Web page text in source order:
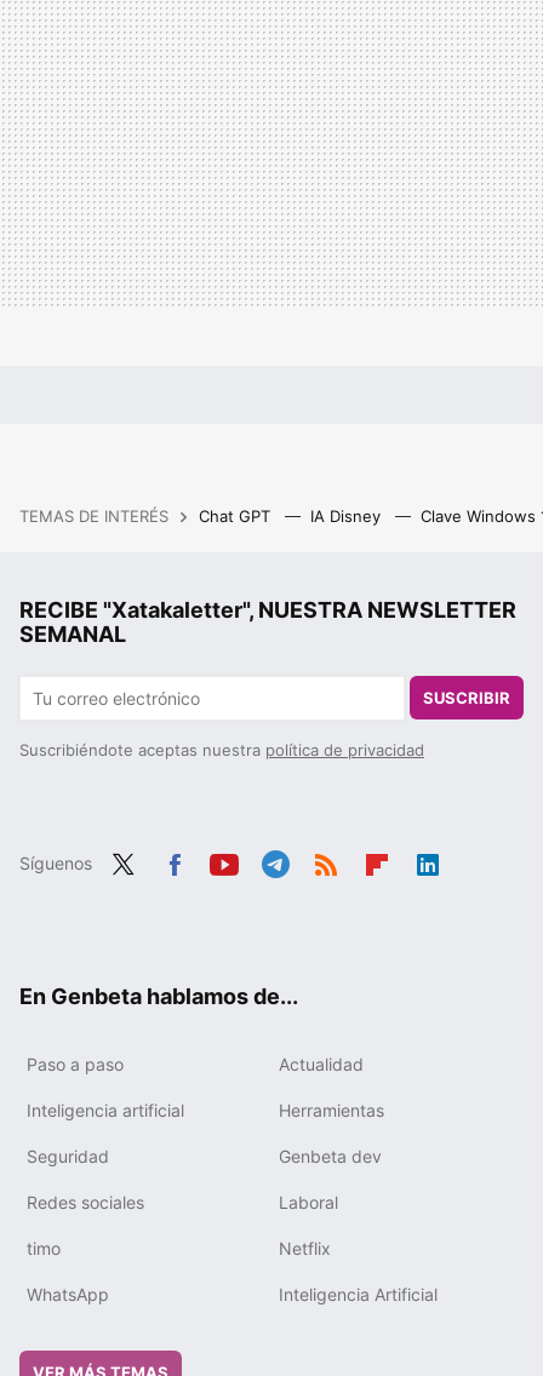
TEMAS DE INTERÉS Chat GPT IA Disney Clave Windows
RECIBE "Xatakaletter", NUESTRA NEWSLETTER
SEMANAL
SUSCRIBIR
Suscribiéndote aceptas nuestra política de privacidad
Síguenos
En Genbeta hablamos de...
Paso a paso Actualidad
Inteligencia artificial Herramientas
Seguridad Genbeta dev
Redes sociales Laboral
timo Netflix
WhatsApp Inteligencia Artificial
VER MÁS TEMAS